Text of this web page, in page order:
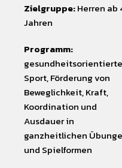
Zielgruppe:Herren ab
Jahren
Programm:
Sport, Förderung von
Beweglichkeit, Kraft,
Koordination und
Ausdauer in
ganzheitlichen
und Spielformen